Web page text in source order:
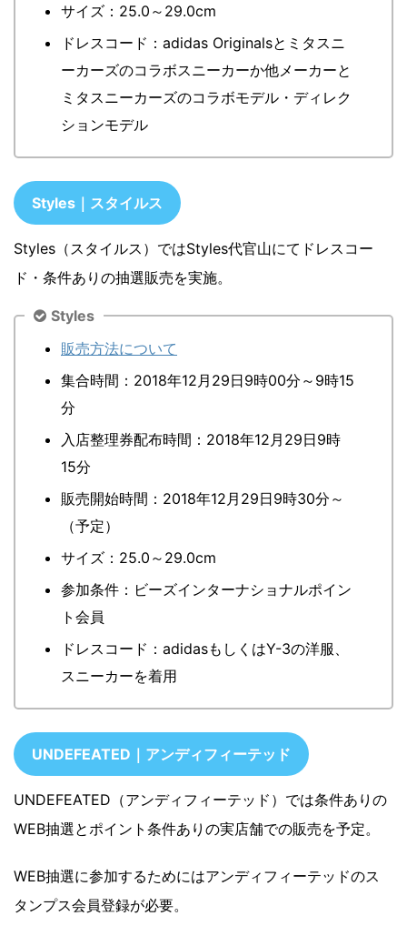
サイズ：25.0～29.0cm
ドレスコード：adidas Originalsとミタスニ
ーカーズのコラボスニーカーか他メーカーと
ミタスニーカーズのコラボモデル・ディレク
ションモデル
Styles｜スタイルス
Styles（スタイルス）ではStyles代官山にてドレスコー
ド・条件ありの抽選販売を実施。
Styles
販売方法について
集合時間：2018年12月29日9時00分～9時15
分
入店整理券配布時間：2018年12月29日9時
15分
販売開始時間：2018年12月29日9時30分～
（予定）
サイズ：25.0～29.0cm
参加条件：ビーズインターナショナルポイン
ト会員
ドレスコード：adidasもしくはY-3の洋服、
スニーカーを着用
UNDEFEATED｜アンディフィーテッド
UNDEFEATED（アンディフィーテッド）では条件ありの
WEB抽選とポイント条件ありの実店舗での販売を予定。
WEB抽選に参加するためにはアンディフィーテッドのス
タンプス会員登録が必要。